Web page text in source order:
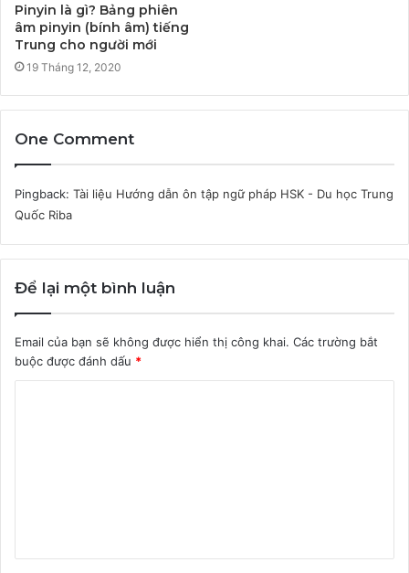
Pinyin là gì? Bảng phiên
âm pinyin (bính âm) tiếng
Trung cho người mới
19 Tháng 12, 2020
One Comment
Pingback: Tài liệu Hướng dẫn ôn tập ngữ pháp HSK - Du học Trung
Quốc Riba
Để lại một bình luận
Email của bạn sẽ không được hiển thị công khai. Các trường bắt
buộc được đánh dấu *
ậ